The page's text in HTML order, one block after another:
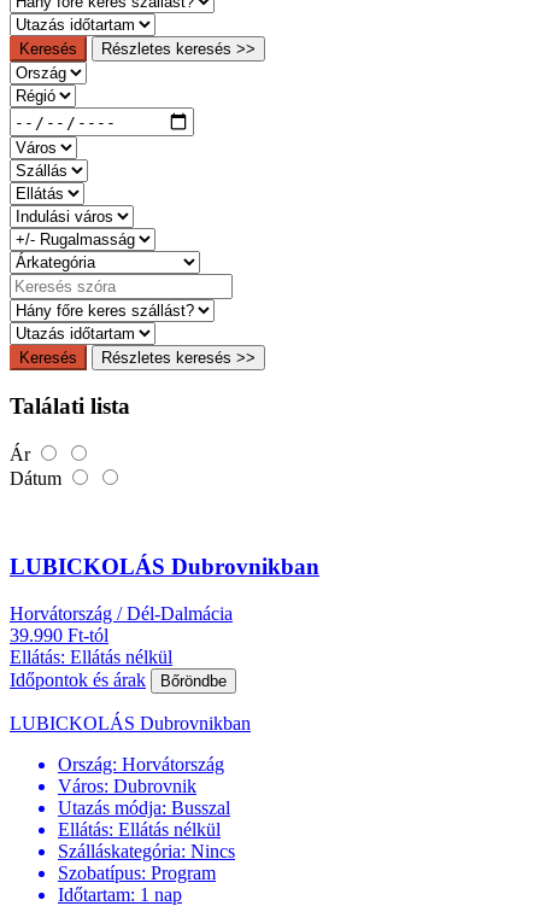
Keresés Részletes keresés >>
Keresés Részletes keresés >>
Találati lista
Ár
Dátum
LUBICKOLÁS Dubrovnikban
Horvátország / Dél-Dalmácia
39.990 Ft-tól
Ellátás: Ellátás nélkül
Időpontok és árak
Bőröndbe
LUBICKOLÁS Dubrovnikban
Ország: Horvátország
Város: Dubrovnik
Utazás módja: Busszal
Ellátás: Ellátás nélkül
Szálláskategória: Nincs
Szobatípus: Program
Időtartam: 1 nap